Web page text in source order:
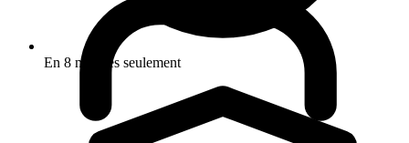
En 8 minutes seulement